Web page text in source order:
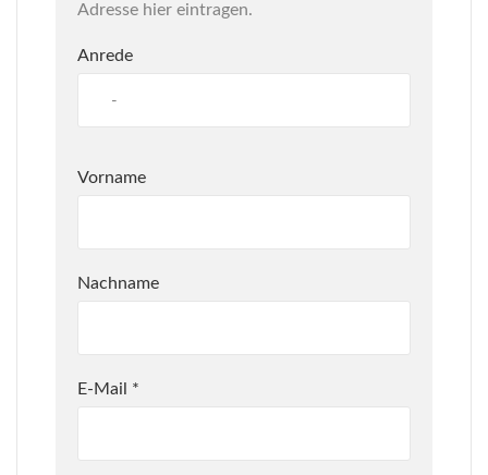
Adresse hier eintragen.
Anrede
Vorname
Nachname
E-Mail *